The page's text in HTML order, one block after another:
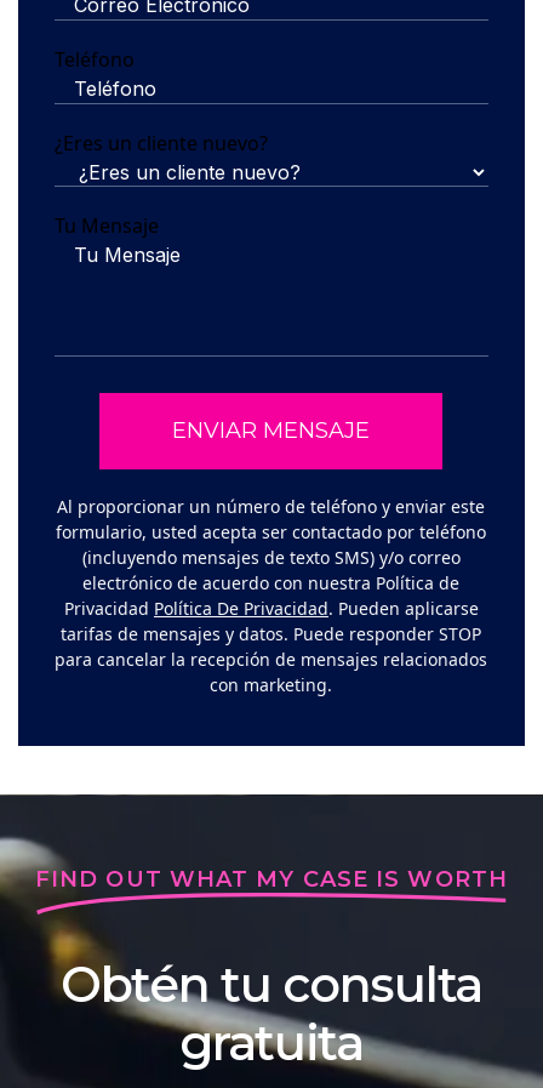
Teléfono
¿Eres un cliente nuevo?
Tu Mensaje
Al proporcionar un número de teléfono y enviar este
formulario, usted acepta ser contactado por teléfono
(incluyendo mensajes de texto SMS) y/o correo
electrónico de acuerdo con nuestra Política de
Privacidad Política De Privacidad. Pueden aplicarse
tarifas de mensajes y datos. Puede responder STOP
para cancelar la recepción de mensajes relacionados
con marketing.
FIND OUT WHAT MY CASE IS WORTH
Obtén tu consulta
gratuita